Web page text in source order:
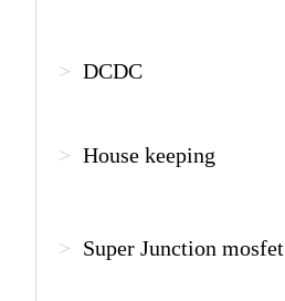
DCDC
House keeping
Super Junction mosfet
>
>
>